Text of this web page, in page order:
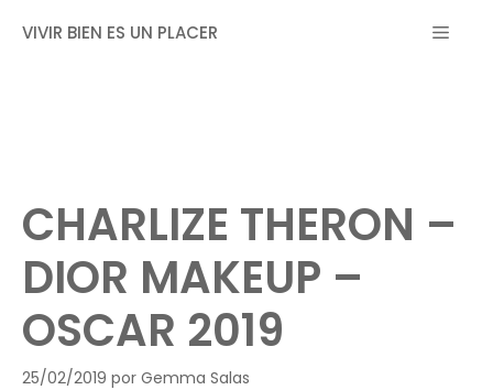
VIVIR BIEN ES UN PLACER MENÚ
CHARLIZE THERON –
DIOR MAKEUP –
OSCAR 2019
25/02/2019 por Gemma Salas